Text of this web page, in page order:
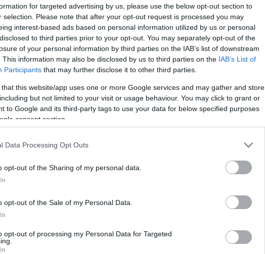
for targeted advertising by us, please use the below opt-out section to
selection. Please note that after your opt-out request is processed you may
interest-based ads based on personal information utilized by us or personal
to third parties prior to your opt-out. You may separately opt-out of the
of your personal information by third parties on the IAB’s list of downstream
This information may also be disclosed by us to third parties on the IAB’s List of
Participants that may further disclose it to other third parties.
that this website/app uses one or more Google services and may gather and store
but not limited to your visit or usage behaviour. You may click to grant or
to Google and its third-party tags to use your data for below specified purposes
consent section.
Data Processing Opt Outs
opt-out of the Sharing of my personal data.
opt-out of the Sale of my Personal Data.
opt-out of processing my Personal Data for Targeted
megélnie, hogy az apját az otthona előtt egy idegen lelőtte. Az
érezte magát.
Karent Colorado Springsben elrabolta négy férfi, megerőszakolták,
New Yorkban.
hogy magát hibáztatta, még ha ez nem is racionális. A Karen haláláért
hanem további kettőért is. Halálbüntetést kapott, amit később
esélyt kapott, levélben fordult a testülethez. Azt írta, hogy a hiánya
és ez majdnem tönkretette.
a húga gyilkosával. Egyszerre volt őszinte és visszafogott. Azt
engedést nem tudja támogatni, mert azt a húga életének